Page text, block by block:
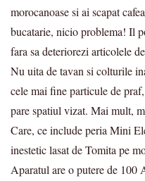
morocanoase si ai scapat
bucatarie, nicio problema! Il
fara sa deteriorezi articolele
Nu uita de tavan si colturile
cele mai fine particule de
pare spatiul vizat. Mai mult,
Care, ce include peria Mini
inestetic lasat de Tomita pe
Aparatul are o putere de